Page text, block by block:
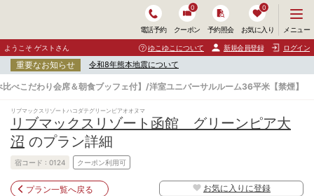
電話予約 クーポン
0
予約照会 お気に入り
0
ニ
ュ
ー
開
く
メニュー
ようこそ ゲストさん ゆこゆこについて 新規会員登録 ログイン
重要なお知らせ 令和8年熊本地震について
べこだわり会席＆朝食ブッフェ付】/洋室ユニバーサルルーム36平米【禁煙】
リブマックスリゾートハコダテグリーンピアオオヌマ
リブマックスリゾート函館 グリーンピア大
沼 のプラン詳細
宿コード : 0124 クーポン利用可
プラン一覧へ戻る お気に入りに登録